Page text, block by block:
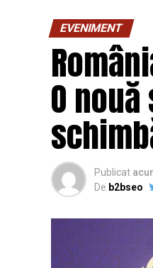
EVENIMENT
O
Publicat
De b2bseo